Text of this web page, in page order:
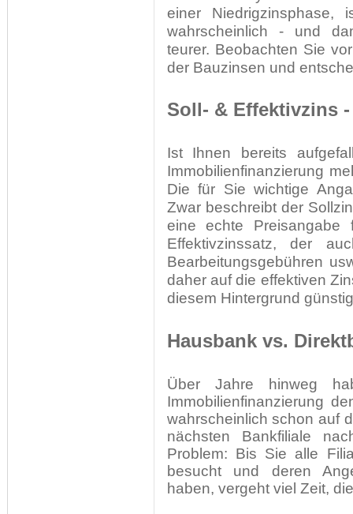
einer Niedrigzinsphase,
wahrscheinlich - und
teurer. Beobachten Sie
der Bauzinsen und
Soll- & Effektivzins
Ist Ihnen bereits
Immobilienfinanzierung
Die für Sie wichtige
Zwar beschreibt der
eine echte
Effektivzinssatz, der
Bearbeitungsgebühren
daher auf die effektiven
diesem Hintergrund
Hausbank vs.
Über Jahre hinweg
Immobilienfinanzierung
wahrscheinlich schon auf
nächsten Bankfiliale
Problem: Bis Sie alle
besucht und deren
haben, vergeht viel Zeit,